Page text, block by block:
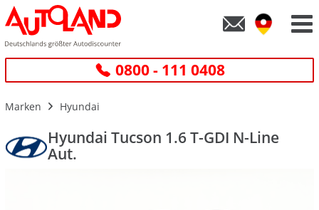
0800 - 111 0408
Marken Hyundai
Hyundai Tucson 1.6 T-GDI N-Line
Aut.